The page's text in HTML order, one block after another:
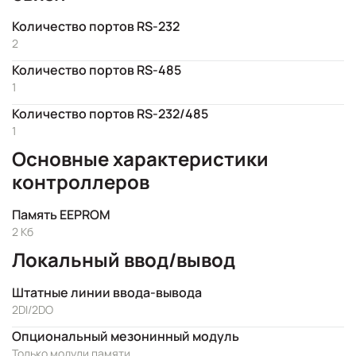
Количество портов RS-232
2
Количество портов RS-485
1
Количество портов RS-232/485
1
Основные характеристики
контроллеров
Память EEPROM
2 Кб
Локальный ввод/вывод
Штатные линии ввода-вывода
2DI/2DO
Опциональный мезонинный модуль